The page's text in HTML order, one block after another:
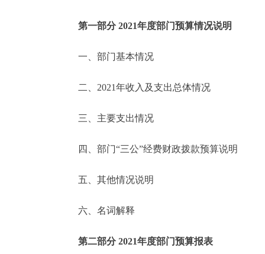
便民服务
中介服务
政民互动
第一部分 2021年度部门预算情况说明
一、部门基本情况
二、2021年收入及支出总体情况
三、主要支出情况
四、部门“三公”经费财政拨款预算说明
五、其他情况说明
六、名词解释
第二部分 2021年度部门预算报表